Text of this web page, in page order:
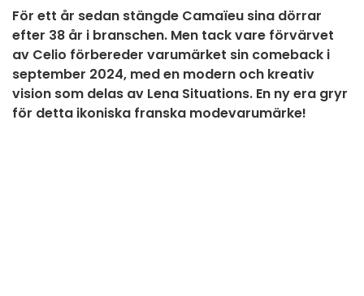
För ett år sedan stängde Camaïeu sina dörrar
efter 38 år i branschen. Men tack vare förvärvet
av Celio förbereder varumärket sin comeback i
september 2024, med en modern och kreativ
vision som delas av Lena Situations. En ny era gryr
för detta ikoniska franska modevarumärke!